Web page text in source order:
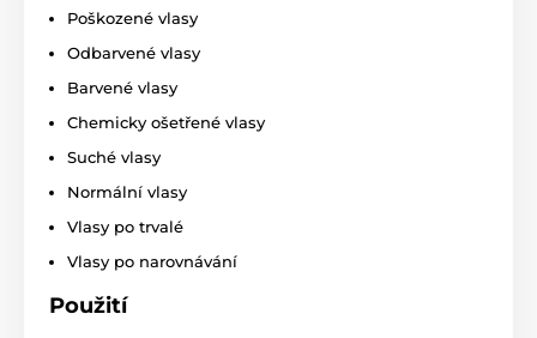
Poškozené vlasy
Odbarvené vlasy
Barvené vlasy
Chemicky ošetřené vlasy
Suché vlasy
Normální vlasy
Vlasy po trvalé
Vlasy po narovnávání
Použití